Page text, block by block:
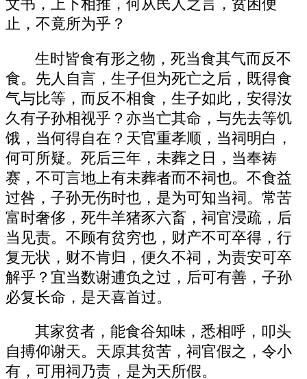
文书，上下相推，何从民人之言，贫困便
止，不竟所为乎？
生时皆食有形之物，死当食其气而反不
食。先人自言，生子但为死亡之后，既得食
气与比等，而反不相食，生子如此，安得汝
久有子孙相视乎？亦当亡其命，与先去等饥
饿，当何得自在？天官重孝顺，当祠明白，
何可所疑。死后三年，未葬之日，当奉祷
赛，不可言地上有未葬者而不祠也。不食益
过咎，子孙无伤时也，是为可知当祠。常苦
富时奢侈，死牛羊猪豕六畜，祠官浸疏，后
当见责。不顾有贫穷也，财产不可卒得，行
复无状，财不肯归，便久不祠，为责安可卒
解乎？宜当数谢逋负之过，后可有善，子孙
必复长命，是天喜首过。
其家贫者，能食谷知味，悉相呼，叩头
自搏仰谢天。天原其贫苦，祠官假之，令小
有，可用祠乃责，是为天所假。